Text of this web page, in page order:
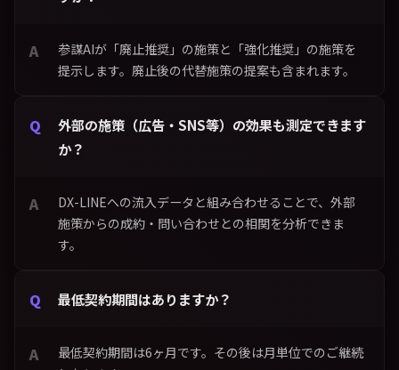
参謀AIが「廃止推奨」の施策と「強化推奨」の施策を
提示します。廃止後の代替施策の提案も含まれます。
外部の施策（広告・SNS等）の効果も測定できます
か？
DX-LINEへの流入データと組み合わせることで、外部
施策からの成約・問い合わせとの相関を分析できま
す。
最低契約期間はありますか？
最低契約期間は6ヶ月です。その後は月単位でのご継続